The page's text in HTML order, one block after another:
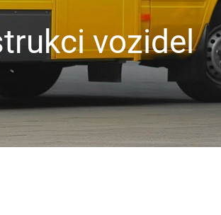
vlhkosti
Tvrdá
pěna
izolace
vozidel